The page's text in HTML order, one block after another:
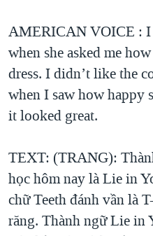
AMERICAN VOICE :
when she asked me
dress. I didn’t like the
when I saw how happy
it looked great.
TEXT: (TRANG):
học hôm nay là Lie in
chữ Teeth đánh vần là
răng. Thành ngữ Lie in